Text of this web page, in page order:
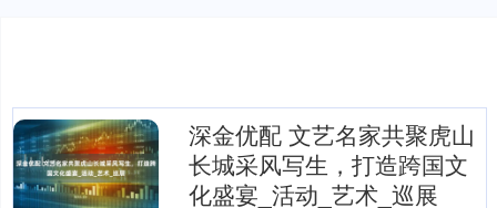
深金优配 文艺名家共聚虎山
长城采风写生，打造跨国文
化盛宴_活动_艺术_巡展